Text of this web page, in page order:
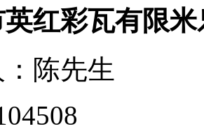
红彩瓦有限
陈先生